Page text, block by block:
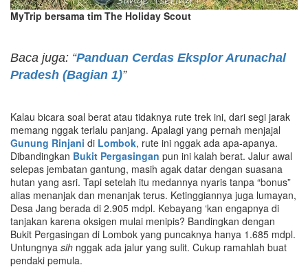
MyTrip bersama tim The Holiday Scout
Baca juga: “Panduan Cerdas Eksplor Arunachal
Pradesh (Bagian 1)”
Kalau bicara soal berat atau tidaknya rute trek ini, dari segi jarak
memang nggak terlalu panjang. Apalagi yang pernah menjajal
Gunung Rinjani di Lombok, rute ini nggak ada apa-apanya.
Dibandingkan Bukit Pergasingan pun ini kalah berat. Jalur awal
selepas jembatan gantung, masih agak datar dengan suasana
hutan yang asri. Tapi setelah itu medannya nyaris tanpa “bonus”
alias menanjak dan menanjak terus. Ketinggiannya juga lumayan,
Desa Jang berada di 2.905 mdpl. Kebayang ‘kan engapnya di
tanjakan karena oksigen mulai menipis? Bandingkan dengan
Bukit Pergasingan di Lombok yang puncaknya hanya 1.685 mdpl.
Untungnya sih nggak ada jalur yang sulit. Cukup ramahlah buat
pendaki pemula.